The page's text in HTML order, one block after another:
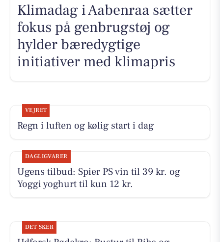
Klimadag i Aabenraa sætter
fokus på genbrugstøj og
hylder bæredygtige
initiativer med klimapris
VEJRET
Regn i luften og kølig start i dag
DAGLIGVARER
Ugens tilbud: Spier PS vin til 39 kr. og
Yoggi yoghurt til kun 12 kr.
DET SKER